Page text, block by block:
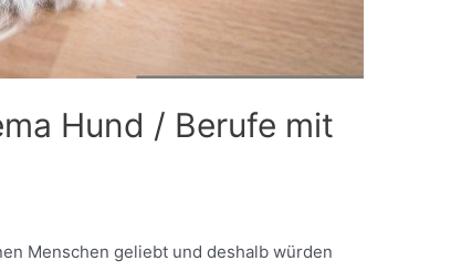
Hund / Berufe mit
Menschen geliebt und deshalb würden